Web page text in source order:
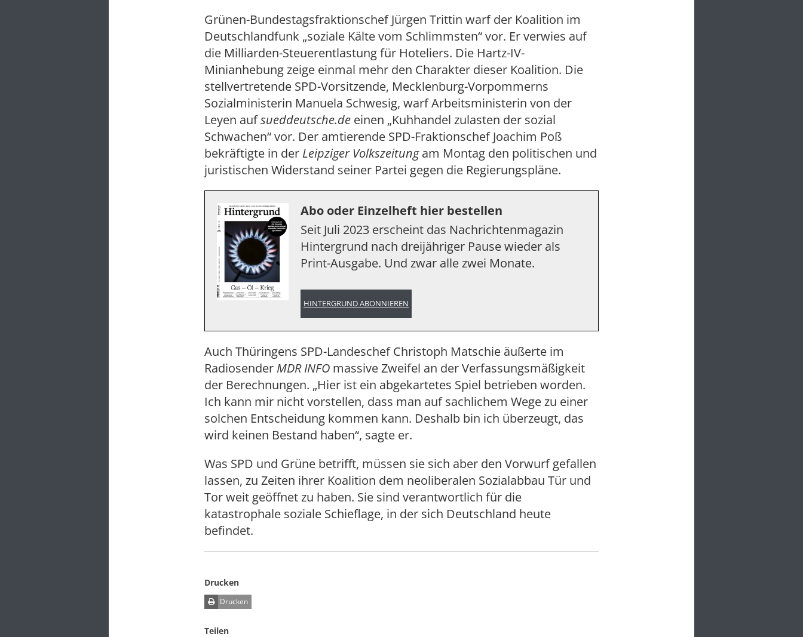
Grünen-Bundestagsfraktionschef Jürgen Trittin warf der Koalition im
Deutschlandfunk „soziale Kälte vom Schlimmsten“ vor. Er verwies auf
die Milliarden-Steuerentlastung für Hoteliers. Die Hartz-IV-
Minianhebung zeige einmal mehr den Charakter dieser Koalition. Die
stellvertretende SPD-Vorsitzende, Mecklenburg-Vorpommerns
Sozialministerin Manuela Schwesig, warf Arbeitsministerin von der
Leyen aufsueddeutsche.de einen „Kuhhandel zulasten der sozial
Schwachen“ vor. Der amtierende SPD-Fraktionschef Joachim Poß
bekräftigte in der Leipziger Volkszeitungam Montag den politischen und
juristischen Widerstand seiner Partei gegen die Regierungspläne.
Abo oder Einzelheft hier bestellen
Seit Juli 2023 erscheint das Nachrichtenmagazin
Hintergrund nach dreijähriger Pause wieder als
Print-Ausgabe. Und zwar alle zwei Monate.
HINTERGRUND ABONNIEREN
Auch Thüringens SPD-Landeschef Christoph Matschie äußerte im
Radiosender MDR INFO massive Zweifel an der Verfassungsmäßigkeit
der Berechnungen. „Hier ist ein abgekartetes Spiel betrieben worden.
Ich kann mir nicht vorstellen, dass man auf sachlichem Wege zu einer
solchen Entscheidung kommen kann. Deshalb bin ich überzeugt, das
wird keinen Bestand haben“, sagte er.
Was SPD und Grüne betrifft, müssen sie sich aber den Vorwurf gefallen
lassen, zu Zeiten ihrer Koalition dem neoliberalen Sozialabbau Tür und
Tor weit geöffnet zu haben. Sie sind verantwortlich für die
katastrophale soziale Schieflage, in der sich Deutschland heute
befindet.
Drucken
Drucken
Teilen